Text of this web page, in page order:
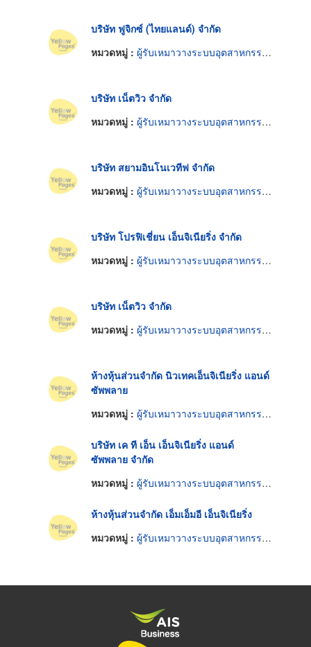
บริษัท ฟูจิกซ์ (ไทยแลนด์) จำกัด
หมวดหมู่ : ผู้รับเหมาวางระบบอุตสาหกรรมและอาคาร
บริษัท เน็ตวิว จำกัด
หมวดหมู่ : ผู้รับเหมาวางระบบอุตสาหกรรมและอาคาร
บริษัท สยามอินโนเวทีฟ จำกัด
หมวดหมู่ : ผู้รับเหมาวางระบบอุตสาหกรรมและอาคาร
บริษัท โปรฟิเชี่ยน เอ็นจิเนียริ่ง จำกัด
หมวดหมู่ : ผู้รับเหมาวางระบบอุตสาหกรรมและอาคาร
บริษัท เน็ตวิว จำกัด
หมวดหมู่ : ผู้รับเหมาวางระบบอุตสาหกรรมและอาคาร
ห้างหุ้นส่วนจำกัด นิวเทคเอ็นจิเนียริ่ง แอนด์
ซัพพลาย
หมวดหมู่ : ผู้รับเหมาวางระบบอุตสาหกรรมและอาคาร
บริษัท เค ที เอ็น เอ็นจิเนียริ่ง แอนด์
ซัพพลาย จำกัด
หมวดหมู่ : ผู้รับเหมาวางระบบอุตสาหกรรมและอาคาร
ห้างหุ้นส่วนจำกัด เอ็มเอ็มอี เอ็นจิเนียริ่ง
หมวดหมู่ : ผู้รับเหมาวางระบบอุตสาหกรรมและอาคาร